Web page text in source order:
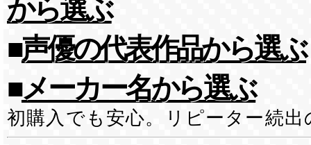
から選ぶ
■声優の代表作品から選ぶ
■メーカー名から選ぶ
初購入でも安心。リピーター続出